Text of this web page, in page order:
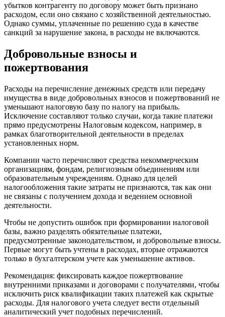
убытков контрагенту по договору может быть признано
расходом, если оно связано с хозяйственной деятельностью.
Однако суммы, уплаченные по решению суда в качестве
санкций за нарушение закона, в расходы не включаются.
Добровольные взносы и
пожертвования
Расходы на перечисление денежных средств или передачу
имущества в виде добровольных взносов и пожертвований не
уменьшают налоговую базу по налогу на прибыль.
Исключение составляют только случаи, когда такие платежи
прямо предусмотрены Налоговым кодексом, например, в
рамках благотворительной деятельности в пределах
установленных норм.
Компании часто перечисляют средства некоммерческим
организациям, фондам, религиозным объединениям или
образовательным учреждениям. Однако для целей
налогообложения такие затраты не признаются, так как они
не связаны с получением дохода и ведением основной
деятельности.
Чтобы не допустить ошибок при формировании налоговой
базы, важно разделять обязательные платежи,
предусмотренные законодательством, и добровольные взносы.
Первые могут быть учтены в расходах, вторые отражаются
только в бухгалтерском учете как уменьшение активов.
Рекомендация: фиксировать каждое пожертвование
внутренними приказами и договорами с получателями, чтобы
исключить риск квалификации таких платежей как скрытые
расходы. Для налогового учета следует вести отдельный
аналитический учет подобных перечислений.